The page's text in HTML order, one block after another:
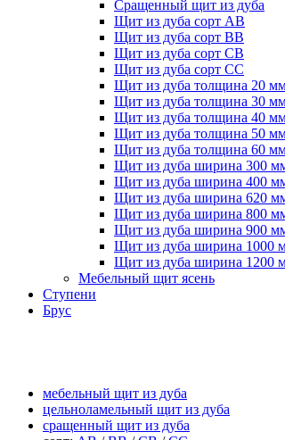
Сращенный щит из дуба
Щит из дуба сорт АВ
Щит из дуба сорт BB
Щит из дуба сорт CB
Щит из дуба сорт СС
Щит из дуба толщина 20
Щит из дуба толщина 30
Щит из дуба толщина 40
Щит из дуба толщина 50
Щит из дуба толщина 60
Щит из дуба ширина 300
Щит из дуба ширина 400
Щит из дуба ширина 620
Щит из дуба ширина 800
Щит из дуба ширина 900
Щит из дуба ширина 1000
Щит из дуба ширина 1200
Мебельный щит ясень
Ступени
Брус
мебельный щит из дуба
цельноламельный щит из дуба
сращенный щит из дуба